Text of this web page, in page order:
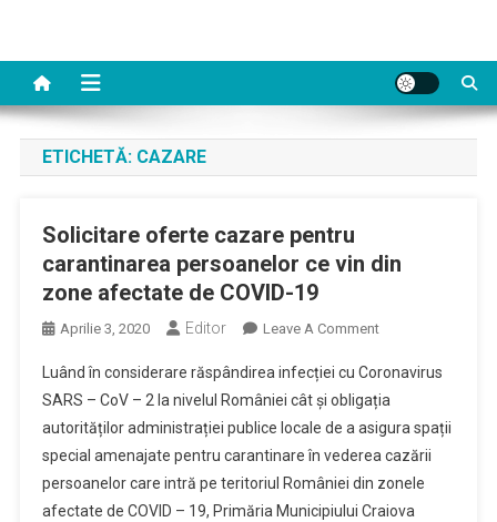
ETICHETĂ: CAZARE
Solicitare oferte cazare pentru
carantinarea persoanelor ce vin din
zone afectate de COVID-19
Aprilie 3, 2020 Editor Leave A CommentOn
Oferte
Cazare
Pentru
Carantinarea
Persoanelor
Ce
Luând în considerare răspândirea infecției cu Coronavirus
SARS – CoV – 2 la nivelul României cât și obligația
autorităților administrației publice locale de a asigura spații
special amenajate pentru carantinare în vederea cazării
persoanelor care intră pe teritoriul României din zonele
afectate de COVID – 19, Primăria Municipiului Craiova